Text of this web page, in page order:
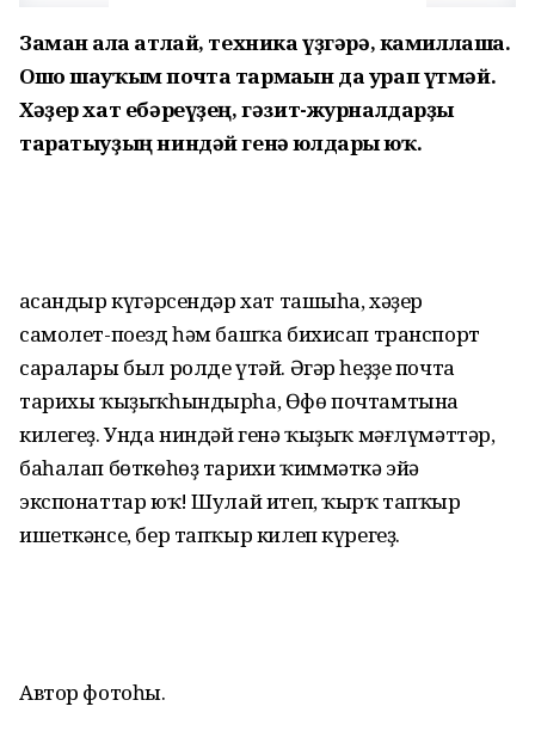
Заман алға атлай, техника үҙгәрә, камиллаша.
Ошо шауҡым почта тармағын да урап үтмәй.
Хәҙер хат ебәреүҙең, гәзит-журналдарҙы
таратыуҙың ниндәй генә юлдары юҡ.
Ҡасандыр күгәрсендәр хат ташыһа, хәҙер
самолет-поезд һәм башҡа бихисап транспорт
саралары был ролде үтәй. Әгәр һеҙҙе почта
тарихы ҡыҙыҡһындырһа, Өфө почтамтына
килегеҙ. Унда ниндәй генә ҡыҙыҡ мәғлүмәттәр,
баһалап бөткөһөҙ тарихи ҡиммәткә эйә
экспонаттар юҡ! Шулай итеп, ҡырҡ тапҡыр
ишеткәнсе, бер тапҡыр килеп күрегеҙ.
Автор фотоһы.